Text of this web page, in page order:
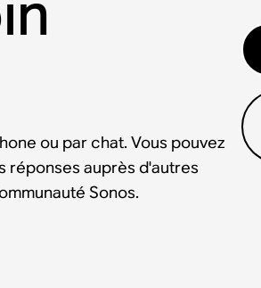
ou par chat. Vous pouvez
réponses auprès d'autres
Sonos.